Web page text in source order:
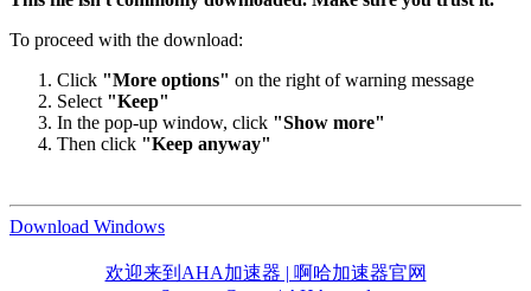
To proceed with the download:
Click "More options" on the right of warning message
Select "Keep"
In the pop-up window, click "Show more"
Then click "Keep anyway"
Download Windows
欢迎来到AHA加速器 | 啊哈加速器官网